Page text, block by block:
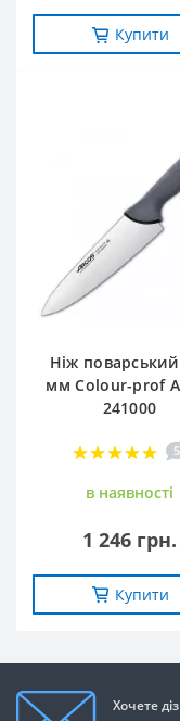
Купити
Ніж
мм Сolour-prof
241000
5
в наявностi
1 246 грн.
Купити
Хочете